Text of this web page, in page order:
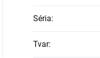
Séria:
Tvar: